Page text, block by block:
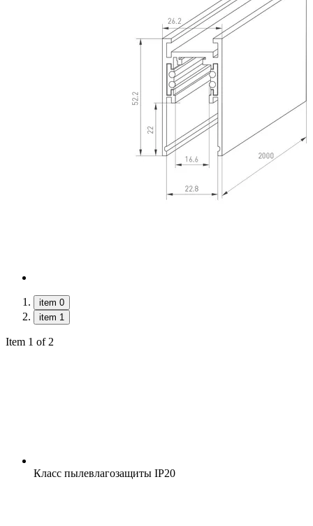
item 0
item 1
Item 1 of 2
Класс пылевлагозащиты IP20